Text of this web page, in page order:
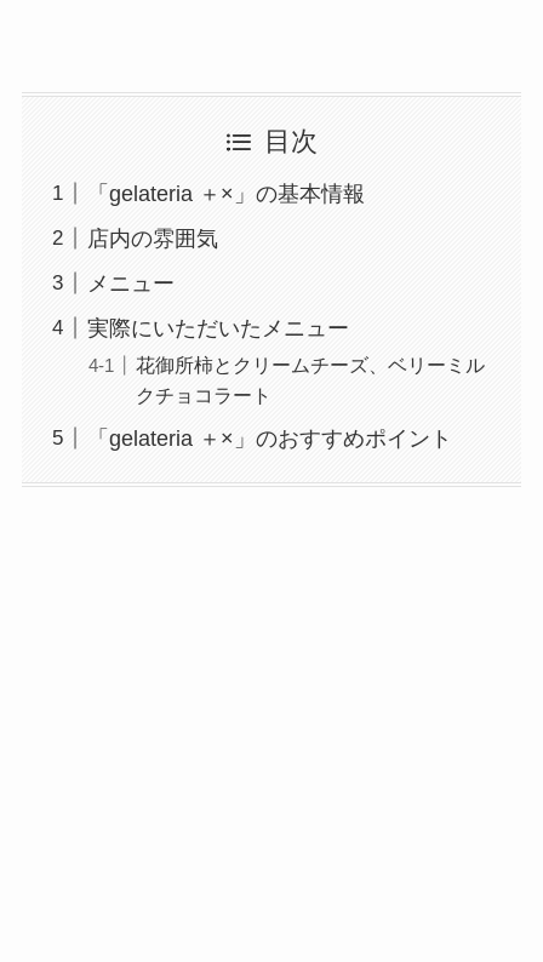
目次
「gelateria ＋×」の基本情報
店内の雰囲気
メニュー
実際にいただいたメニュー
花御所柿とクリームチーズ、ベリーミル
クチョコラート
「gelateria ＋×」のおすすめポイント